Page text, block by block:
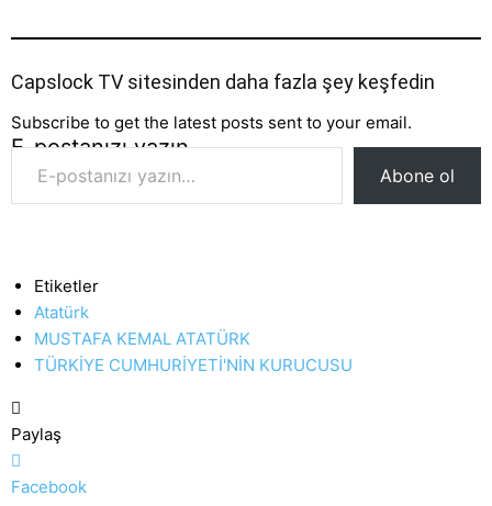
Capslock TV sitesinden daha fazla şey keşfedin
Subscribe to get the latest posts sent to your email.
E-postanızı yazın…
Abone ol
Etiketler
Atatürk
MUSTAFA KEMAL ATATÜRK
TÜRKİYE CUMHURİYETİ'NİN KURUCUSU
Paylaş
Facebook